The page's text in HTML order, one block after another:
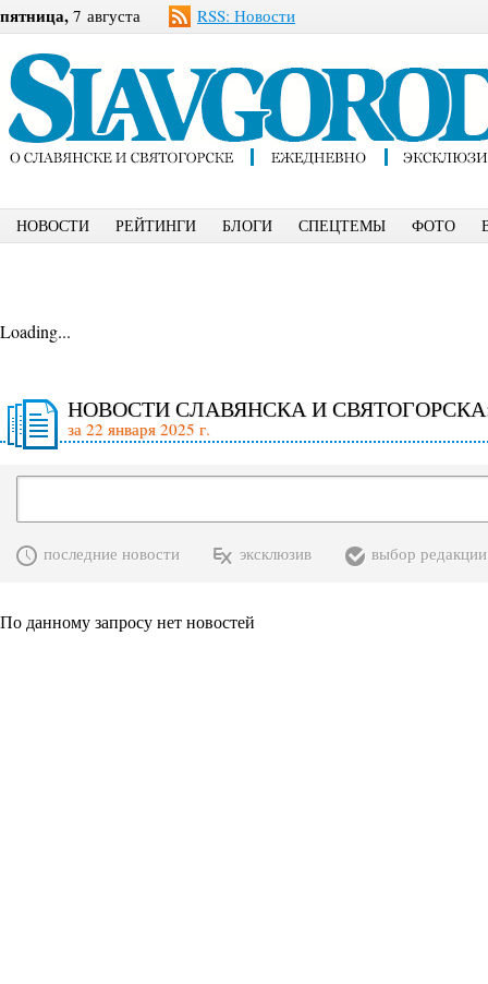
пятница, 7 августа RSS: Новости
НОВОСТИ РЕЙТИНГИ БЛОГИ СПЕЦТЕМЫ ФОТО
Loading...
НОВОСТИ СЛАВЯНСКА И
за 22 января 2025 г.
последние новости эксклюзив выбор редакции
По данному запросу нет новостей